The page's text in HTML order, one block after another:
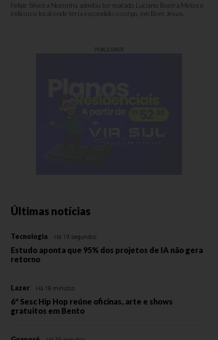
Felipe Silveira Noronha admitiu ter matado Luciano Boeira Melos e
indicou o local onde teria escondido o corpo, em Bom Jesus.
PUBLICIDADE
Últimas notícias
Tecnologia Há 19 segundos
Estudo aponta que 95% dos projetos de IA não gera
retorno
Lazer Há 18 minutos
6º Sesc Hip Hop reúne oficinas, arte e shows
gratuitos em Bento